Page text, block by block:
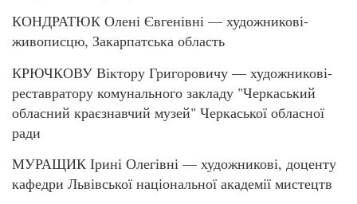
КОНДРАТЮК Олені Євгенівні — художникові-
живописцю, Закарпатська область
КРЮЧКОВУ Віктору Григоровичу — художникові-
реставратору комунального закладу "Черкаський
обласний краєзнавчий музей" Черкаської обласної
ради
МУРАЩИК Ірині Олегівні — художникові, доценту
кафедри Львівської національної академії мистецтв